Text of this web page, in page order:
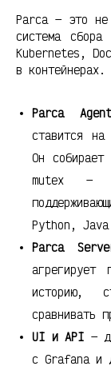
Parca — это не
система
Kubernetes,
в
Parca Agent
ставится
Он
mutex —
Python,
Parca
историю,
сравнивать
UI и API —
с Grafana и